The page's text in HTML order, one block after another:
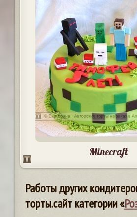
Minecraft
Работы других
торты.сайт категории «